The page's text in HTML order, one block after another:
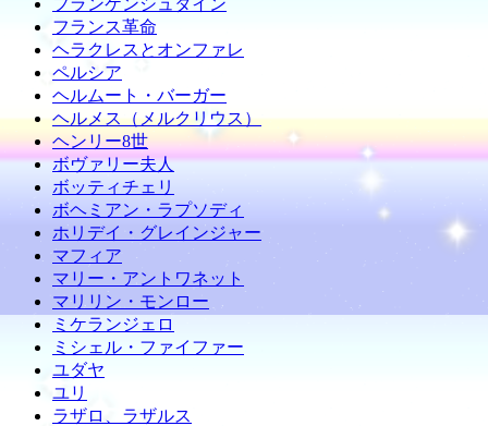
フランケンシュタイン
フランス革命
ヘラクレスとオンファレ
ペルシア
ヘルムート・バーガー
ヘルメス（メルクリウス）
ヘンリー8世
ボヴァリー夫人
ボッティチェリ
ボヘミアン・ラプソディ
ホリデイ・グレインジャー
マフィア
マリー・アントワネット
マリリン・モンロー
ミケランジェロ
ミシェル・ファイファー
ユダヤ
ユリ
ラザロ、ラザルス